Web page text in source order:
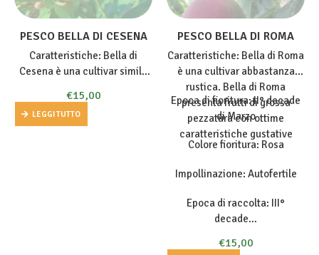
PESCO BELLA DI CESENA
Caratteristiche: Bella di
Cesena è una cultivar simile
probabile che sia un
semenzale) ma con
€15,00
LEGGI TUTTO
PESCO BELLA DI ROMA
Caratteristiche: Bella di Roma
è una cultivar abbastanza
rustica. Bella di Roma
presenta frutti di grossa
pezzatura con ottime
caratteristiche gustative
Epoca di fioritura: II° decade
di Marzo
Colore fioritura: Rosa
Impollinazione: Autofertile
Epoca di raccolta: III°
decade…
€15,00